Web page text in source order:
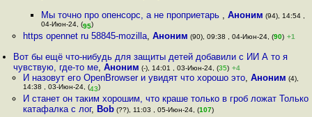
Мы точно про опенсорс, а не проприетарь ,Аноним (94), 14:54 ,
04-Июн-24, (95)
https opennet ru 58845-mozilla, Аноним (90), 09:38 , 04-Июн-24, (90) +1
Вот бы ещё что-нибудь для защиты детей добавили с ИИ А то я
чувствую, где-то ме,Аноним (-), 14:01 , 03-Июн-24, (35) +4
И назовут его OpenBrowser и увидят что хорошо это, Аноним (4),
14:38 , 03-Июн-24, (43)
И станет он таким хорошим, что краше только в гроб ложат Только
катафалка с лог, Bob(??), 11:03 , 05-Июн-24, (107)